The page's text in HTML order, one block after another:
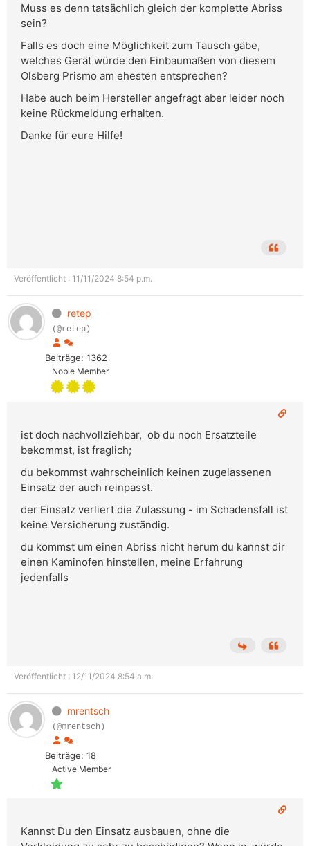
Muss es denn tatsächlich gleich der komplette Abriss
sein?
Falls es doch eine Möglichkeit zum Tausch gäbe,
welches Gerät würde den Einbaumaßen von diesem
Olsberg Prismo am ehesten entsprechen?
Habe auch beim Hersteller angefragt aber leider noch
keine Rückmeldung erhalten.
Danke für eure Hilfe!
Veröffentlicht : 11/11/2024 8:54 p.m.
retep
(@retep)
Beiträge: 1362
Noble Member
ist doch nachvollziehbar, ob du noch Ersatzteile
bekommst, ist fraglich;
du bekommst wahrscheinlich keinen zugelassenen
Einsatz der auch reinpasst.
der Einsatz verliert die Zulassung - im Schadensfall ist
keine Versicherung zuständig.
du kommst um einen Abriss nicht herum du kannst dir
einen Kaminofen hinstellen, meine Erfahrung
jedenfalls
Veröffentlicht : 12/11/2024 8:54 a.m.
mrentsch
(@mrentsch)
Beiträge: 18
Active Member
Kannst Du den Einsatz ausbauen, ohne die